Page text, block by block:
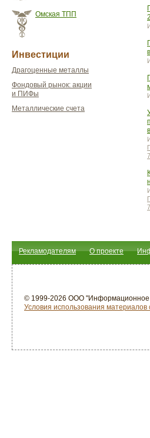
Омская ТПП
Инвестиции
Драгоценные металлы
Фондовый рынок: акции
и ПИФы
Металлические счета
Рекламодателям О проекте
© 1999-2026 ООО "Информационное
Условия использования материалов